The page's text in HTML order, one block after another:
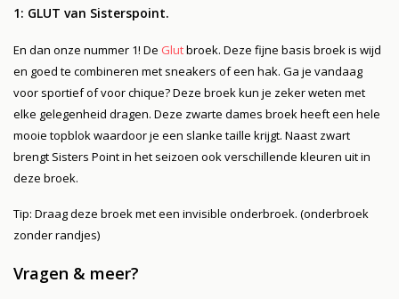
1: GLUT van Sisterspoint.
En dan onze nummer 1! De Glutbroek. Deze fijne basis broek is wijd
en goed te combineren met sneakers of een hak. Ga je vandaag
voor sportief of voor chique? Deze broek kun je zeker weten met
elke gelegenheid dragen. Deze zwarte dames broek heeft een hele
mooie topblok waardoor je een slanke taille krijgt. Naast zwart
brengt Sisters Point in het seizoen ook verschillende kleuren uit in
deze broek.
Tip: Draag deze broek met een invisible onderbroek. (onderbroek
zonder randjes)
Vragen & meer?